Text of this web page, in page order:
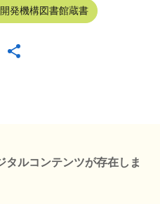
発機構図書館蔵書
タルコンテンツが存在しま